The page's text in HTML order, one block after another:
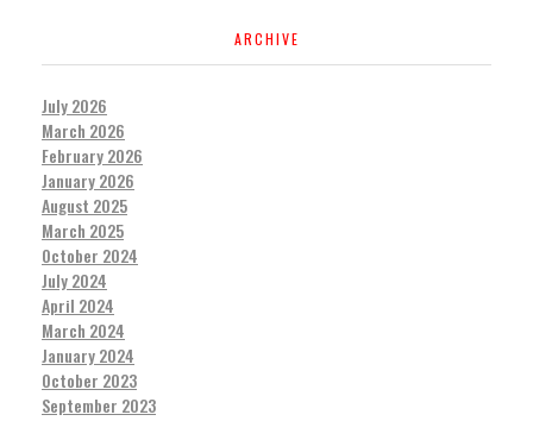
ARCHIVE
July 2026
March 2026
February 2026
January 2026
August 2025
March 2025
October 2024
July 2024
April 2024
March 2024
January 2024
October 2023
September 2023